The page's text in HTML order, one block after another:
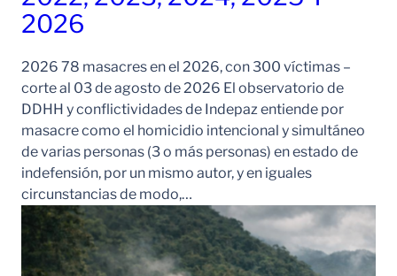
2026
2026 78 masacres en el 2026, con 300 víctimas –
corte al 03 de agosto de 2026 El observatorio de
DDHH y conflictividades de Indepaz entiende por
masacre como el homicidio intencional y simultáneo
de varias personas (3 o más personas) en estado de
indefensión, por un mismo autor, y en iguales
circunstancias de modo,…